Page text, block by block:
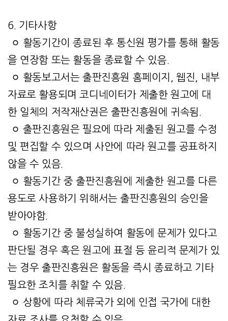
6. 기타사항
ㅇ 활동기간이 종료된 후 통신원 평가를 통해 활동
을 연장함 또는 활동을 종료할 수 있음.
ㅇ 활동보고서는 출판진흥원 홈페이지, 웹진, 내부
자료로 활용되며 코디네이터가 제출한 원고에 대
한 일체의 저작재산권은 출판진흥원에 귀속됨.
ㅇ 출판진흥원은 필요에 따라 제출된 원고를 수정
및 편집할 수 있으며 사안에 따라 원고를 공표하지
않을 수 있음.
ㅇ 활동기간 중 출판진흥원에 제출한 원고를 다른
용도로 사용하기 위해서는 출판진흥원의 승인을
받아야함.
ㅇ 활동기간 중 불성실하여 활동에 문제가 있다고
판단될 경우 혹은 원고에 표절 등 윤리적 문제가 있
는 경우 출판진흥원은 활동을 즉시 종료하고 기타
필요한 조치를 취할 수 있음.
ㅇ 상황에 따라 체류국가 외에 인접 국가에 대한